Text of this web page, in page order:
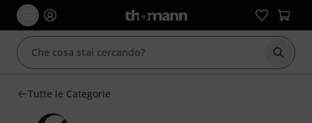
Tutte le Categorie